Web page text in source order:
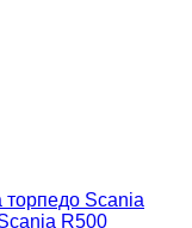
торпедо Scania
R500